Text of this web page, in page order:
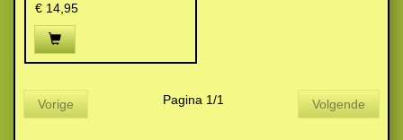
€ 14,95
Vorige Pagina 1/1 Volgende